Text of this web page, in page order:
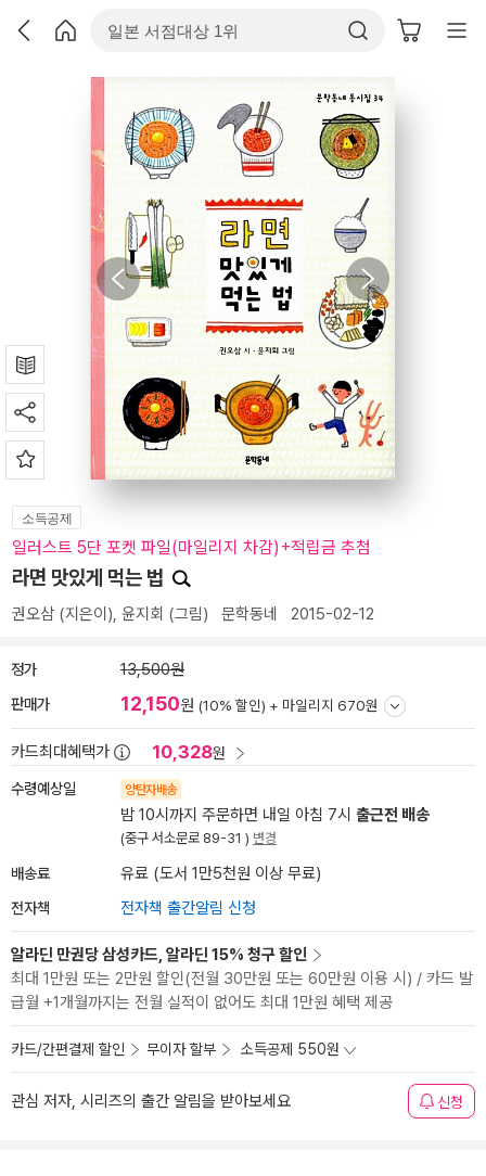
소득공제
일러스트 5단 포켓 파일(마일리지 차감)+적립금 추첨
라면 맛있게 먹는 법
권오삼 (지은이), 윤지회 (그림) 문학동네 2015-02-12
정가 13,500원
판매가 12,150원 (10% 할인) + 마일리지 670원
카드최대혜택가 10,328원
수령예상일 양탄자배송
밤 10시까지 주문하면 내일 아침 7시 출근전 배송
(중구 서소문로 89-31 ) 변경
배송료 유료 (도서 1만5천원 이상 무료)
전자책 전자책 출간알림 신청
알라딘 만권당 삼성카드, 알라딘 15% 청구 할인
최대 1만원 또는 2만원 할인(전월 30만원 또는 60만원 이용 시) / 카드 발
급월 +1개월까지는 전월 실적이 없어도 최대 1만원 혜택 제공
카드/간편결제 할인 무이자 할부 소득공제 550원
관심 저자, 시리즈의 출간 알림을 받아보세요 신청